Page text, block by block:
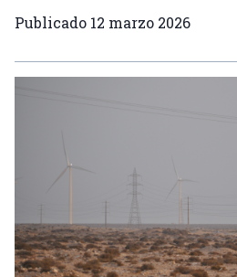
Publicado 12 marzo 2026